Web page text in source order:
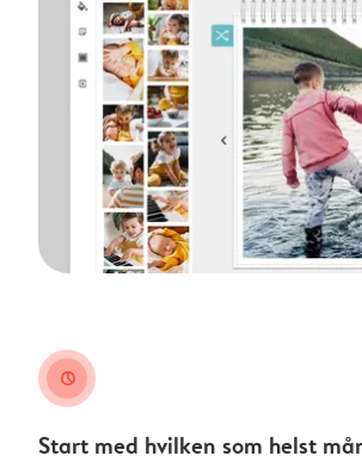
clock
Start med hvilken som helst